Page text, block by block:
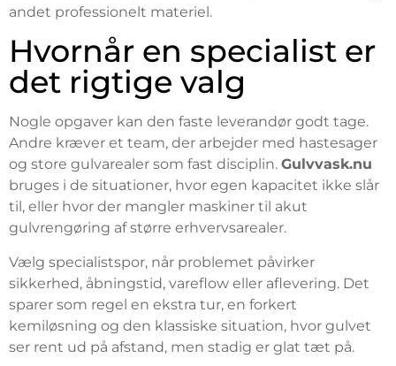
andet professionelt materiel.
Hvornår en specialist er
det rigtige valg
Nogle opgaver kan den faste leverandør godt tage.
Andre kræver et team, der arbejder med hastesager
og store gulvarealer som fast disciplin. Gulvvask.nu
bruges i de situationer, hvor egen kapacitet ikke slår
til, eller hvor der mangler maskiner til akut
gulvrengøring af større erhvervsarealer.
Vælg specialistspor, når problemet påvirker
sikkerhed, åbningstid, vareflow eller aflevering. Det
sparer som regel en ekstra tur, en forkert
kemiløsning og den klassiske situation, hvor gulvet
ser rent ud på afstand, men stadig er glat tæt på.